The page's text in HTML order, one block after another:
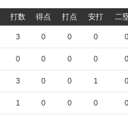
打数 得点 打点 安打 二
3 0 0 0 0
0 0 0 0 0
3 0 0 1 0
1 0 0 0 0